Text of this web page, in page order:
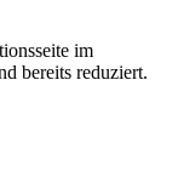
im
bereits reduziert.